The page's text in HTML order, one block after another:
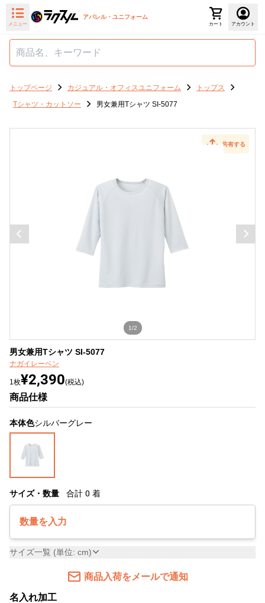
メニュー
アパレル・ユニフォーム
カート アカウント
トップページ カジュアル・オフィスユニフォーム
トップス
Tシャツ・カットソー
男女兼用Tシャツ SI-5077
共有する
1/2
男女兼用Tシャツ SI-5077
ナガイレーベン
1枚¥2,390(税込)
商品仕様
本体色シルバーグレー
サイズ・数量 合計 0 着
数量を入力
サイズ一覧 (単位: cm)
商品入荷をメールで通知
名入れ加工